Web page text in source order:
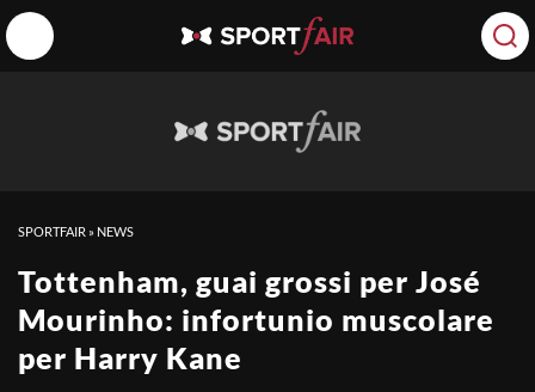
SPORTFAIR » NEWS
Tottenham, guai grossi per José
Mourinho: infortunio muscolare
per Harry Kane